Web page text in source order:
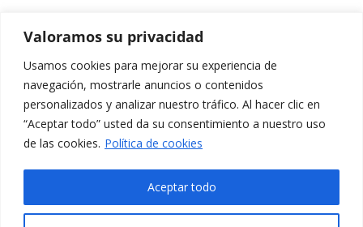
Valoramos su privacidad
Usamos cookies para mejorar su experiencia de
navegación, mostrarle anuncios o contenidos
personalizados y analizar nuestro tráfico. Al hacer clic en
“Aceptar todo” usted da su consentimiento a nuestro uso
de las cookies. Política de cookies
Aceptar todo
Contacta
amb
nosaltres
Edifici
Girona 1-3
www.cit.upc.edu
+34 93 405 44
03
Segueix-nos